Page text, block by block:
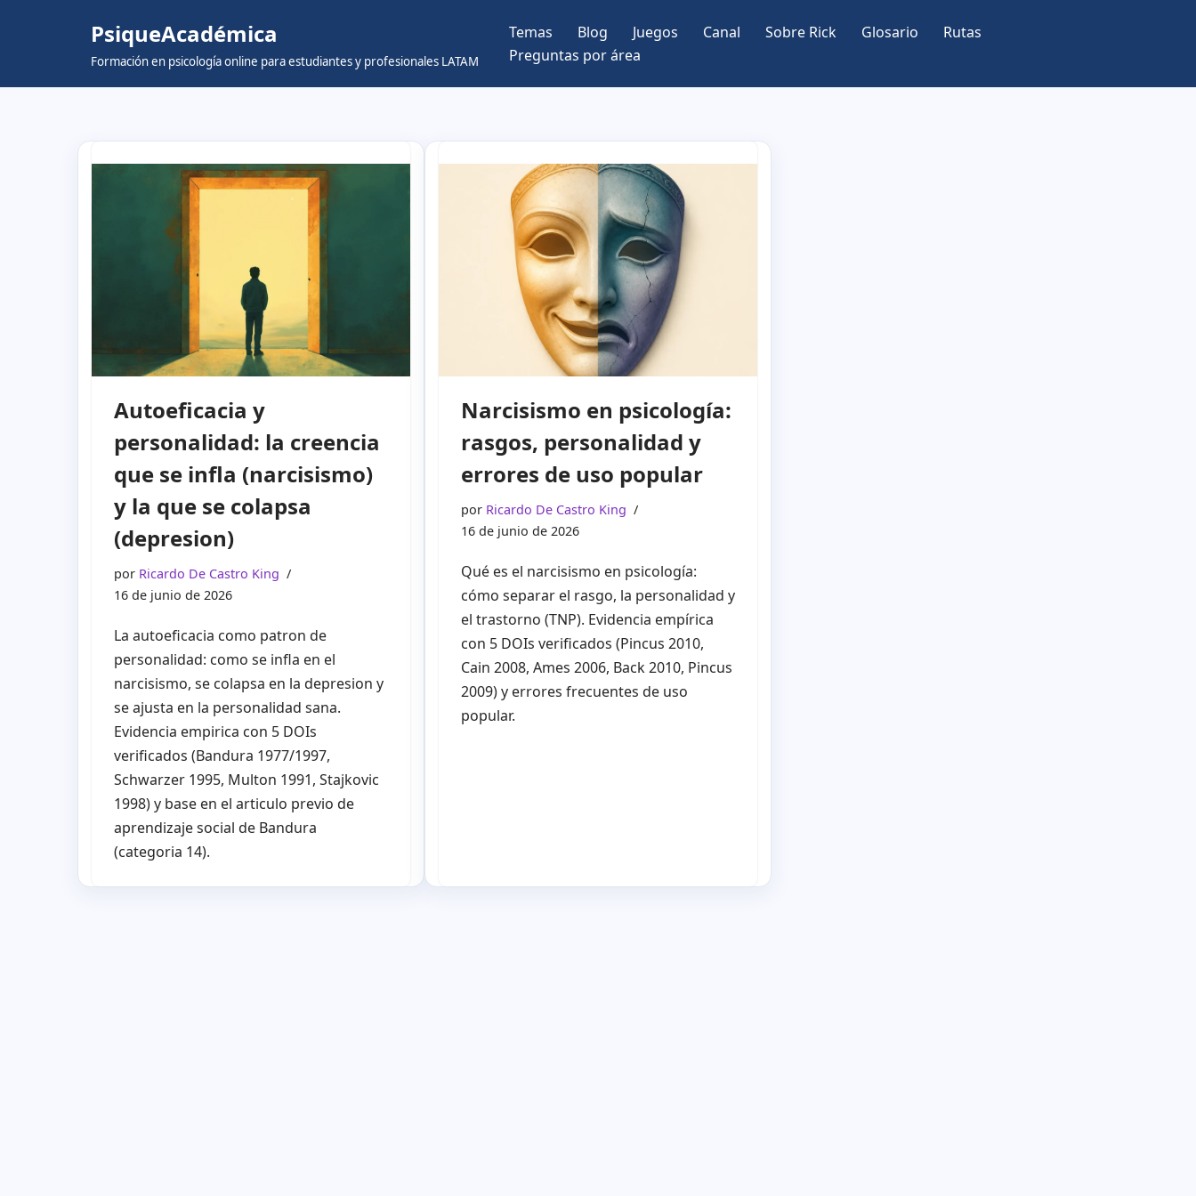
PsiqueAcadémica
Formación en psicología online para estudiantes y profesionales LATAM
Temas Blog Juegos Canal Sobre Rick Glosario
Rutas
Preguntas por área
Autoeficacia y
personalidad: la creencia
que se infla (narcisismo)
y la que se colapsa
(depresion)
por Ricardo De Castro King
16 de junio de 2026
La autoeficacia como patron de
personalidad: como se infla en el
narcisismo, se colapsa en la depresion y
se ajusta en la personalidad sana.
Evidencia empirica con 5 DOIs
verificados (Bandura 1977/1997,
Schwarzer 1995, Multon 1991, Stajkovic
1998) y base en el articulo previo de
aprendizaje social de Bandura
(categoria 14).
Narcisismo en psicología:
rasgos, personalidad y
errores de uso popular
por Ricardo De Castro King
16 de junio de 2026
Qué es el narcisismo en psicología:
cómo separar el rasgo, la personalidad y
el trastorno (TNP). Evidencia empírica
con 5 DOIs verificados (Pincus 2010,
Cain 2008, Ames 2006, Back 2010, Pincus
2009) y errores frecuentes de uso
popular.